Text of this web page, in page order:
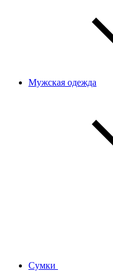
Мужская одежда
Сумки